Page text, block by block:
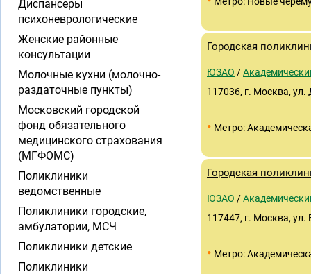
Городская
ЮЗАО /
117036, г. Москва,
• Метро:
Городская
ЮЗАО /
117447, г. Москва,
• Метро:
Диспансеры
психоневрологические
Женские районные
консультации
Молочные кухни (молочно-
раздаточные пункты)
Московский городской
фонд обязательного
медицинского страхования
(МГФОМС)
Поликлиники
ведомственные
Поликлиники городские,
амбулатории, МСЧ
Поликлиники детские
Поликлиники